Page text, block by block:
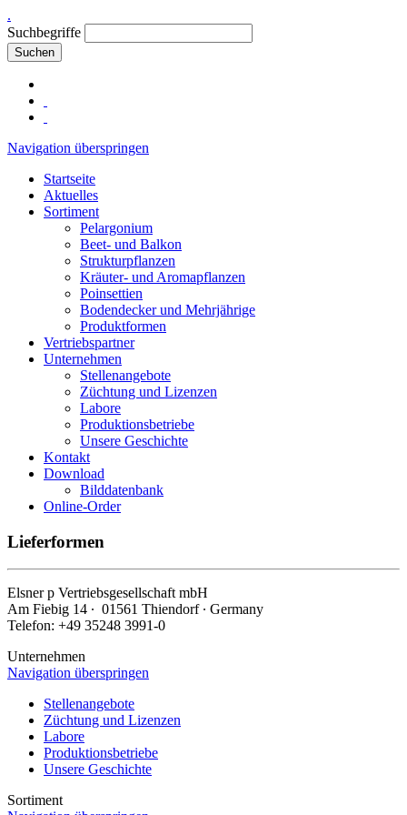
.
Suchbegriffe
Suchen
Navigation überspringen
Startseite
Aktuelles
Sortiment
Pelargonium
Beet- und Balkon
Strukturpflanzen
Kräuter- und Aromapflanzen
Poinsettien
Bodendecker und Mehrjährige
Produktformen
Vertriebspartner
Unternehmen
Stellenangebote
Züchtung und Lizenzen
Labore
Produktionsbetriebe
Unsere Geschichte
Kontakt
Download
Bilddatenbank
Online-Order
Lieferformen
Elsnerp Vertriebsgesellschaft mbH
Am Fiebig 14 ∙ 01561 Thiendorf ∙ Germany
Telefon: +49 35248 3991-0
Unternehmen
Navigation überspringen
Stellenangebote
Züchtung und Lizenzen
Labore
Produktionsbetriebe
Unsere Geschichte
Sortiment